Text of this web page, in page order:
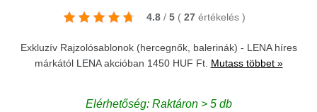
4.8 / 5 ( 27 értékelés )
Exkluzív Rajzolósablonok (hercegnők, balerinák) - LENA híres
márkától LENAakcióban 1450 HUF Ft. Mutass többet »
Elérhetőség: Raktáron > 5 db